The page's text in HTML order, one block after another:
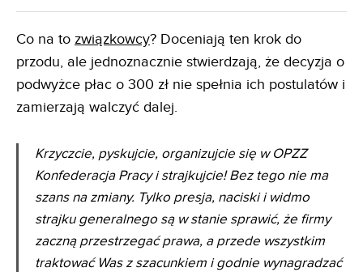
Co na to związkowcy? Doceniają ten krok do
przodu, ale jednoznacznie stwierdzają, że decyzja o
podwyżce płac o 300 zł nie spełnia ich postulatów i
zamierzają walczyć dalej.
Krzyczcie, pyskujcie, organizujcie się w OPZZ
Konfederacja Pracy i strajkujcie! Bez tego nie ma
szans na zmiany. Tylko presja, naciski i widmo
strajku generalnego są w stanie sprawić, że firmy
zaczną przestrzegać prawa, a przede wszystkim
traktować Was z szacunkiem i godnie wynagradzać